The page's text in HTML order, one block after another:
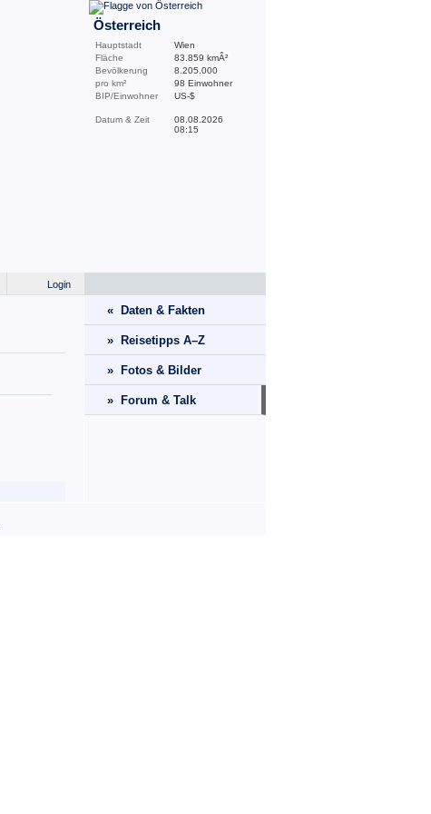
Österreich
Hauptstadt
Wien
Fläche
83.859 kmÂ²
Bevölkerung
8.205.000
pro km²
98 Einwohner
BIP/Einwohner
US-$
Datum & Zeit
08.08.2026
08:15
Login
« Daten & Fakten
» Reisetipps A–Z
» Fotos & Bilder
» Forum & Talk